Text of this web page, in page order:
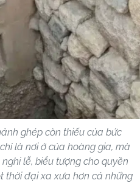
ghép còn thiếu của bức
là nơi ở của hoàng gia, mà
lễ, biểu tượng cho quyền
thời đại xa xưa hơn cả những